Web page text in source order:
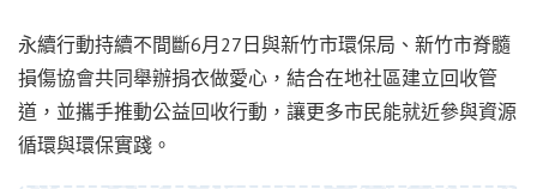
永續行動持續不間斷6月27日與新竹市環保局、新竹市脊髓
損傷協會共同舉辦捐衣做愛心，結合在地社區建立回收管
道，並攜手推動公益回收行動，讓更多市民能就近參與資源
循環與環保實踐。